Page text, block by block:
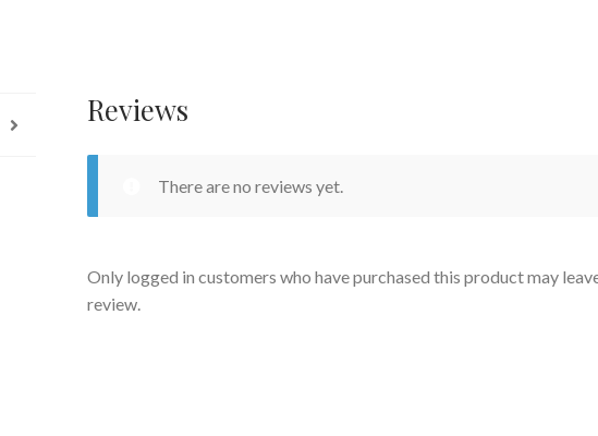
Reviews
There are no reviews yet.
Only logged in customers who have purchased this product may
review.